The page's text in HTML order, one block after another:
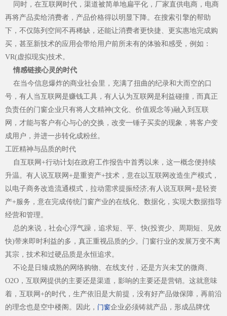
Hennissy海外官网
官网首页
同时，在互联网时代，渠道被简单地扁平化，厂家直供电商，电商
再将产品卖给消费者，产品价格得以明显下降。在搜索引擎的帮助
下，不仅陈列空间不再稀缺，还能让消费者更快捷、更实惠地完成购
买，甚至新技术的应用会带给用户前所未有的体验和感受，例如：
VR(虚拟现实)技术。
情感链接心灵的时代
在当今信息爆炸的商业社会里，充满了扭曲的纪录和大而空的口
号，有人当互联网是赚钱工具，有人认为互联网是利益碰撞，而真正
负责任的门窗企业只有将人文精神(文化、价值观念等)融入到互联
网，才能与客户有心与心的交换，改变一锤子买卖的现象，将客户变
成用户，并进一步转化成粉丝。
工匠精神与品质的时代
自互联网+行动计划在政府工作报告中首秀以来，这一概念便持续
升温。有人说互联网+是重资产+技术，意在以互联网改造生产模式，
以电子商务改造流通模式，拉动需求提振经济;有人说互联网+是轻资
产+服务，意在完成传统门窗产业的在线化、数据化，实现大数据指导
经营和管理。
总的来说，社会心浮气躁，追求短、平、快(投资少、周期短、见效
快)带来即时利益的多，真正重视品质的少。门窗行业的发展万变不离
其宗，技术和过硬品质是永恒追求。
不论是日臻成熟的网络购物、在线支付，还是方兴未艾的微商、
O2O，互联网提供的主要还是渠道，影响的主要还是营销。这就意味
着，互联网+的时代，生产依旧是大前提，没有好产品做保障，再前沿
的理念也是空中楼阁。因此， 门窗企业必须铸就产品，形成品牌优